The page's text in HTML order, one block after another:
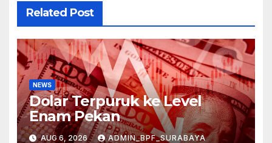
Related Post
NEWS
Dolar Terpuruk ke Level
Enam Pekan
AUG 6, 2026 ADMIN_BPF_SURABAYA